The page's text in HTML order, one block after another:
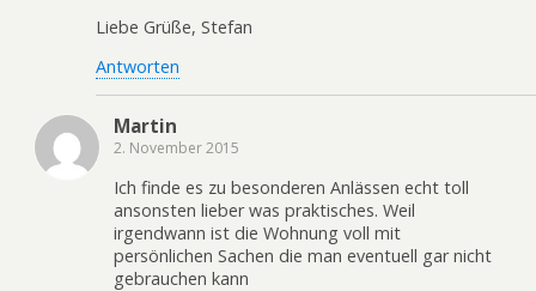
Liebe Grüße, Stefan
Antworten
Martin
2. November 2015
Ich finde es zu besonderen Anlässen echt toll
ansonsten lieber was praktisches. Weil
irgendwann ist die Wohnung voll mit
persönlichen Sachen die man eventuell gar nicht
gebrauchen kann